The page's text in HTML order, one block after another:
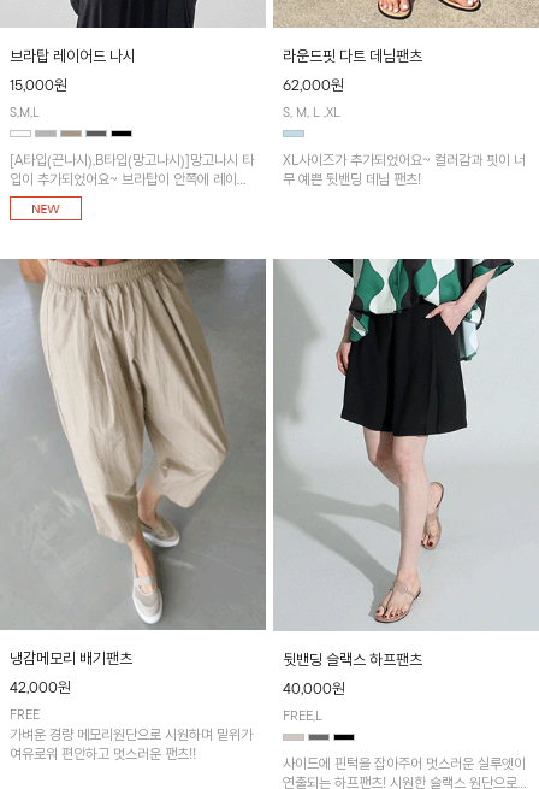
브라탑 레이어드 나시
15,000원
S,M,L
[A타입(끈나시),B타입(망고나시)]망고나시 타
입이 추가되었어요~ 브라탑이 안쪽에 레이어
드 되어 실용적인 나시!
라운드핏 다트 데님팬츠
62,000원
S, M, L ,XL
XL사이즈가 추가되었어요~ 컬러감과 핏이 너
무 예쁜 뒷밴딩 데님 팬츠!
냉감메모리 배기팬츠
42,000원
FREE
가벼운 경량 메모리원단으로 시원하며 밑위가
여유로워 편안하고 멋스러운 팬츠!!
뒷밴딩 슬랙스 하프팬츠
40,000원
FREE,L
사이드에 핀턱을 잡아주어 멋스러운 실루엣이
연출되는 하프팬츠! 시원한 슬랙스 원단으로